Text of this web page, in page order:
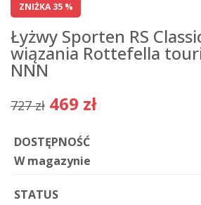
ZNIŻKA 35 %
Łyżwy Sporten RS
wiązania Rottefella
NNN
727 zł 469 zł
DOSTĘPNOŚĆ
W magazynie
STATUS